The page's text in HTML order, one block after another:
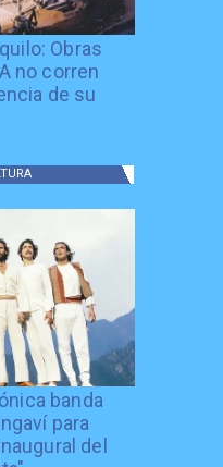
Obras
no corren
de su
banda
para
del